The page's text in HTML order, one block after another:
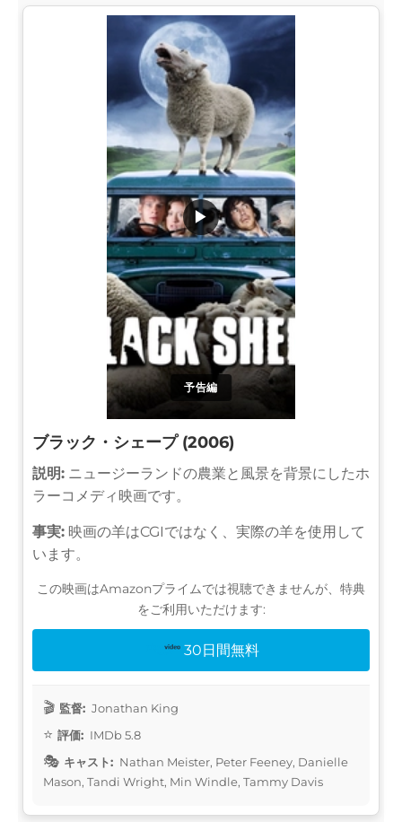
予告編
▶
ブラック・シェープ (2006)
説明: ニュージーランドの農業と風景を背景にしたホ
ラーコメディ映画です。
事実: 映画の羊はCGIではなく、実際の羊を使用して
います。
この映画はAmazonプライムでは視聴できませんが、特典
をご利用いただけます:
30日間無料
監督: Jonathan King
評価: IMDb 5.8
キャスト: Nathan Meister, Peter Feeney, Danielle
Mason, Tandi Wright, Min Windle, Tammy Davis